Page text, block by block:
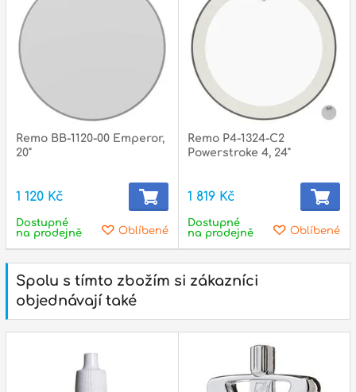
Remo BB-1120-00 Emperor,
20"
1 120 Kč
Oblíbené
Dostupné
na prodejně
Remo P4-1324-C2
Powerstroke 4, 24"
1 819 Kč
Oblíbené
Dostupné
na prodejně
Spolu s tímto zbožím si zákazníci
objednávají také